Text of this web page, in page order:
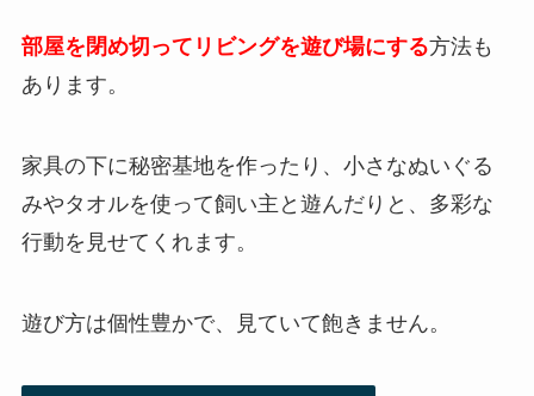
部屋を閉め切ってリビングを遊び場にする方法も
あります。
家具の下に秘密基地を作ったり、小さなぬいぐる
みやタオルを使って飼い主と遊んだりと、多彩な
行動を見せてくれます。
遊び方は個性豊かで、見ていて飽きません。